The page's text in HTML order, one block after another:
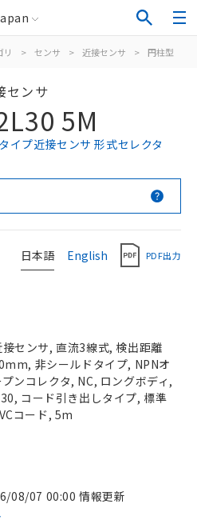
リ > センサ > 近接センサ > 円柱型
センサ
5M
イプ近接センサ 形式セレクタ
日本語 English PDF出力
接センサ, 直流3線式, 検出距離
非シールドタイプ, NPNオ
プンコレクタ, NC, ロングボディ,
コード引き出しタイプ, 標準
コード, 5m
08/07 00:00 情報更新